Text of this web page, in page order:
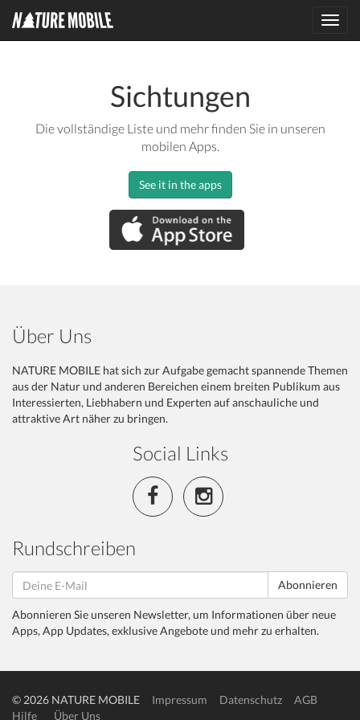
Sichtungen
Die vollständige Liste und mehr finden Sie in unseren
mobilen Apps.
See it in the apps
Über Uns
NATURE MOBILE hat sich zur Aufgabe gemacht spannende Themen
aus der Natur und anderen Bereichen einem breiten Publikum aus
Interessierten, Liebhabern und Experten auf anschauliche und
attraktive Art näher zu bringen.
Social Links
Rundschreiben
Abonnieren
Abonnieren Sie unseren Newsletter, um Informationen über neue
Apps, App Updates, exklusive Angebote und mehr zu erhalten.
© 2026 NATURE MOBILE Impressum Datenschutz
AGB
Hilfe
Über Uns